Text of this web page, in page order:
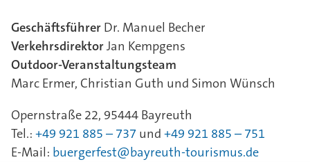
Geschäftsführer Dr. Manuel Becher
VerkehrsdirektorJan Kempgens
Outdoor-Veranstaltungsteam
Marc Ermer, Christian Guth und Simon Wünsch
Opernstraße 22, 95444 Bayreuth
Tel.: +49 921 885 – 737 und +49 921 885 – 751
E-Mail: buergerfest@bayreuth-tourismus.de